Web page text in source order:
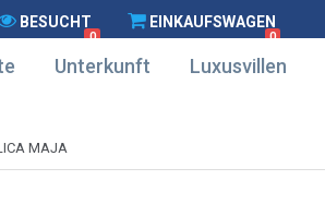
BESUCHT
0
EINKAUFSWAGEN
0
Unterkunft Luxusvillen
MAJA